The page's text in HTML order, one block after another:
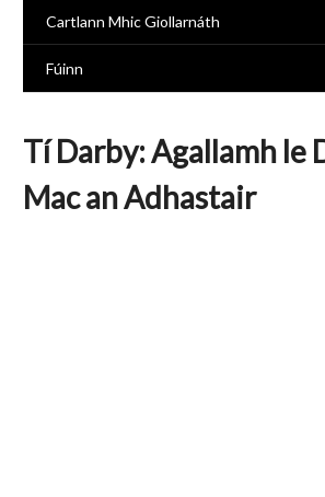
Cartlann Mhic Giollarnáth
Fúinn
Tí Darby: Agallamh le
Mac an Adhastair